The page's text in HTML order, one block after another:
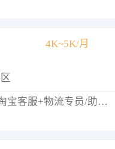
4K~5K/月
文员+客服专员/助理+淘宝客服+物流专员/助理+仓库管理员